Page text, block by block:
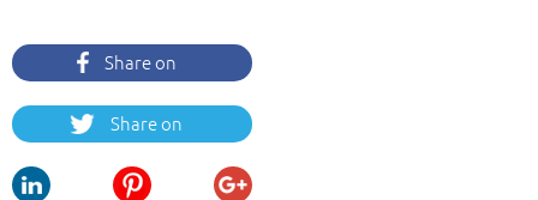
Share on
Share on